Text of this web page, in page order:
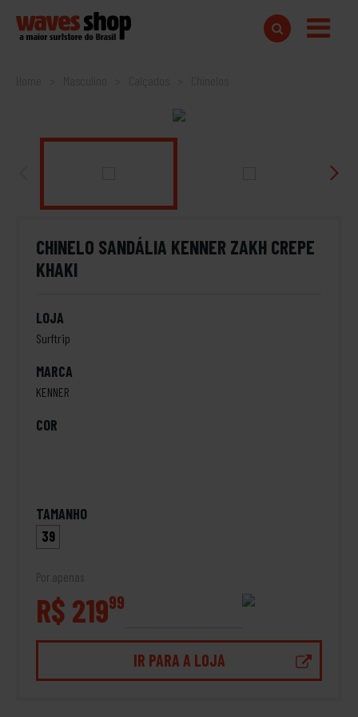
Home
CHINELO SANDÁLIA KENNER ZAKH CREPE
KHAKI
LOJA
Surftrip
MARCA
KENNER
COR
TAMANHO
39
Por apenas
R$ 21999
IR PARA A LOJA